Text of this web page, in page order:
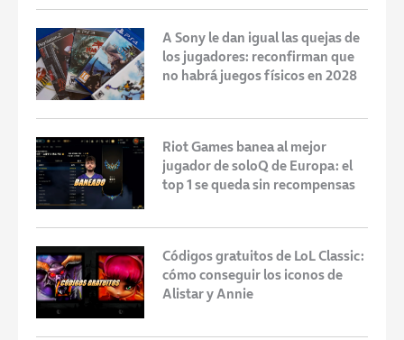
A Sony le dan igual las quejas de
los jugadores: reconfirman que
no habrá juegos físicos en 2028
Riot Games banea al mejor
jugador de soloQ de Europa: el
top 1 se queda sin recompensas
Códigos gratuitos de LoL Classic:
cómo conseguir los iconos de
Alistar y Annie